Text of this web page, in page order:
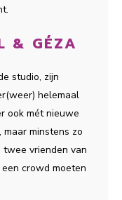
& GÉZA
studio, zijn
helemaal
ook mét nieuwe
minstens zo
twee vrienden van
crowd moeten